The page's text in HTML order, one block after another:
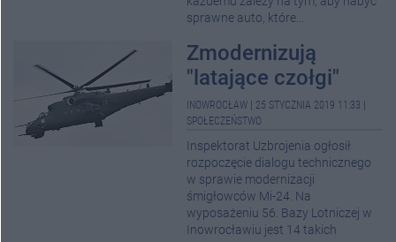
sprawne auto, które...
Zmodernizują
"latające czołgi"
INOWROCŁAW 25 STYCZNIA 2019 11:33
SPOŁECZEŃSTWO
Inspektorat Uzbrojenia ogłosił
rozpoczęcie dialogu technicznego
w sprawie modernizacji
śmigłowców Mi-24. Na
wyposażeniu 56. Bazy Lotniczej w
Inowrocławiu jest 14 takich